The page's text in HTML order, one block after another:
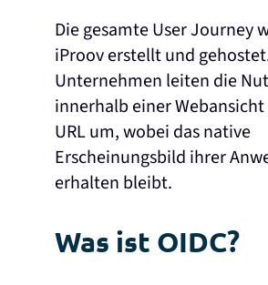
Die gesamte User Journey
iProov erstellt und
Unternehmen leiten die
innerhalb einer
URL um, wobei das native
Erscheinungsbild ihrer
erhalten bleibt.
Was ist OIDC?